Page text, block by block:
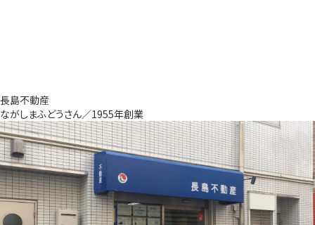
長島不動産
ながしまふどうさん／1955年創業